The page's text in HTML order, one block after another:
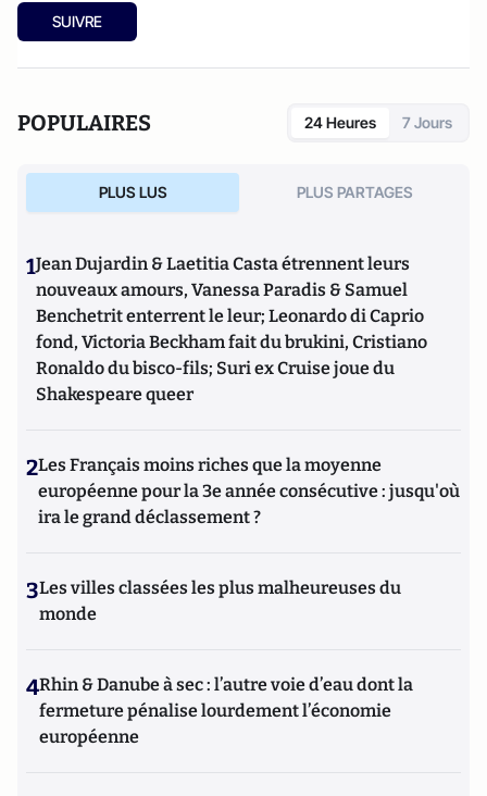
SUIVRE
POPULAIRES 24 Heures 7 Jours
PLUS LUS PLUS PARTAGES
1Jean Dujardin & Laetitia Casta étrennent leurs
nouveaux amours, Vanessa Paradis & Samuel
Benchetrit enterrent le leur; Leonardo di Caprio
fond, Victoria Beckham fait du brukini, Cristiano
Ronaldo du bisco-fils; Suri ex Cruise joue du
Shakespeare queer
2Les Français moins riches que la moyenne
européenne pour la 3e année consécutive : jusqu'où
ira le grand déclassement ?
3Les villes classées les plus malheureuses du
monde
4Rhin & Danube à sec : l’autre voie d’eau dont la
fermeture pénalise lourdement l’économie
européenne